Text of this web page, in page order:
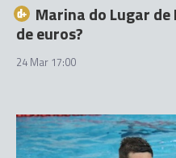
Marina do Lugar
de euros?
24 Mar 17:00